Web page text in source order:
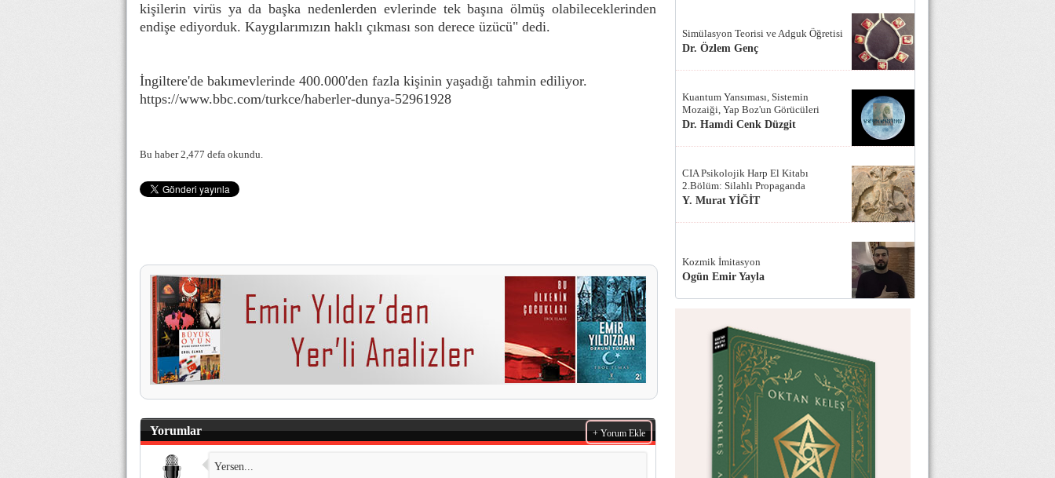
kişilerin virüs ya da başka nedenlerden evlerinde tek başına ölmüş olabileceklerinden
endişe ediyorduk. Kaygılarımızın haklı çıkması son derece üzücü" dedi.
İngiltere'de bakımevlerinde 400.000'den fazla kişinin yaşadığı tahmin ediliyor.
https://www.bbc.com/turkce/haberler-dunya-52961928
Bu haber 2,477 defa okundu.
Yorumlar + Yorum Ekle
Yersen...
Simülasyon Teorisi ve Adguk Öğretisi
Dr. Özlem Genç
Kuantum Yansıması, Sistemin
Mozaiği, Yap Boz'un Görücüleri
Dr. Hamdi Cenk Düzgit
CIA Psikolojik Harp El Kitabı
2.Bölüm: Silahlı Propaganda
Y. Murat YİĞİT
Kozmik İmitasyon
Ogün Emir Yayla